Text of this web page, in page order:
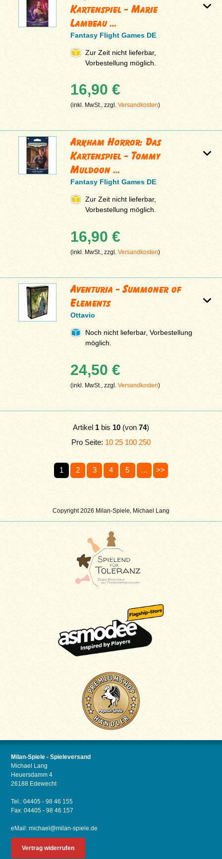
Copyright 2026 Milan-Spiele, Michael Lang
Kartenspiel - Marie
Lambeau …
Fantasy Flight Games DE
Zur Zeit nicht lieferbar,
Vorbestellung möglich.
16,90 €
(inkl. MwSt., zzgl.Versandkosten)
Arkham Horror: Das
Kartenspiel - Tommy
Muldoon …
Fantasy Flight Games DE
Zur Zeit nicht lieferbar,
Vorbestellung möglich.
16,90 €
(inkl. MwSt., zzgl.Versandkosten)
Aventuria - Summoner of
Elements
Ottavio
Noch nicht lieferbar, Vorbestellung
möglich.
24,50 €
(inkl. MwSt., zzgl.Versandkosten)
Artikel 1 bis 10 (von 74)
Pro Seite: 10 25 100 250
1 2 3 4 5 ... >>
Milan-Spiele - Spieleversand
Michael Lang
Heuersdamm 4
26188 Edewecht
Tel.: 04405 - 98 46 155
Fax: 04405 - 98 46 157
eMail:michael@milan-spiele.de
Vertrag widerrufen